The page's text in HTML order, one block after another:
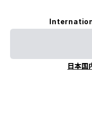
日本国